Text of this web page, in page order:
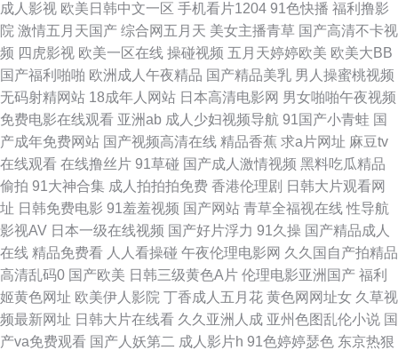
含羞草影音 蜜桃视频黄 色综合图区10p 影音先锋男潮吹 www日本色a 含羞
A片影院 欧美性感AA视频 午夜成人福利社 91下载入口桃色 豆花官网免费进
草福利资源在线 日韩变态另类 尤物导航 www91小视频 韩国AA片 男人天堂
航 国产在线视频 欧美日韩群交 午夜成人AV社区 亚洲成人在线播放 岛国操逼
成人影视 欧美日韩中文一区 手机看片1204 91色快播 福利撸影
院 激情五月天国产 综合网五月天 美女主播青草 国产高清不卡视
频 四虎影视 欧美一区在线 操碰视频 五月天婷婷欧美 欧美大BB
国产福利啪啪 欧洲成人午夜精品 国产精品美乳 男人操蜜桃视频
无码射精网站 18成年人网站 日本高清电影网 男女啪啪午夜视频
免费电影在线观看 亚洲ab 成人少妇视频导航 91国产小青蛙 国
产成年免费网站 国产视频高清在线 精品香蕉 求a片网址 麻豆tv
在线观看 在线撸丝片 91草碰 国产成人激情视频 黑料吃瓜精品
偷拍 91大神合集 成人拍拍拍免费 香港伦理剧 日韩大片观看网
址 日韩免费电影 91羞羞视频 国产网站 青草全福视在线 性导航
影视AV 日本一级在线视频 国产好片浮力 91久操 国产精品成人
在线 精品免费看 人人看操碰 午夜伦理电影网 久久国自产拍精品
高清乱码0 国产欧美 日韩三级黄色A片 伦理电影亚洲国产 福利
姬黄色网址 欧美伊人影院 丁香成人五月花 黄色网网址女 久草视
频最新网址 日韩大片在线看 久久亚洲人成 亚州色图乱伦小说 国
产va免费观看 国产人妖第二 成人影片h 91色婷婷瑟色 东京热狠